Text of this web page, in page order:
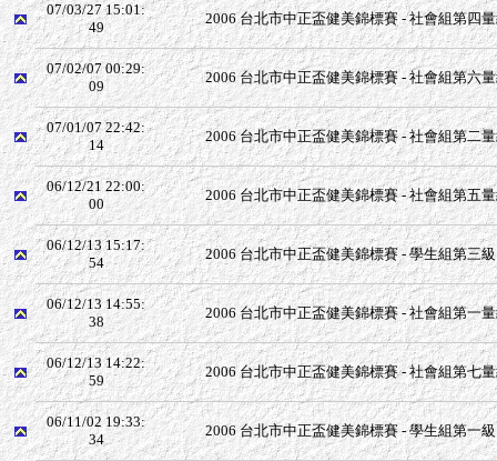
07/03/27 15:01:
49
2006 台北市中正盃健美錦標賽 - 社會組第四
07/02/07 00:29:
09
2006 台北市中正盃健美錦標賽 - 社會組第六
07/01/07 22:42:
14
2006 台北市中正盃健美錦標賽 - 社會組第二
06/12/21 22:00:
00
2006 台北市中正盃健美錦標賽 - 社會組第五
06/12/13 15:17:
54
2006 台北市中正盃健美錦標賽 - 學生組第三
06/12/13 14:55:
38
2006 台北市中正盃健美錦標賽 - 社會組第一
06/12/13 14:22:
59
2006 台北市中正盃健美錦標賽 - 社會組第七
06/11/02 19:33:
34
2006 台北市中正盃健美錦標賽 - 學生組第一